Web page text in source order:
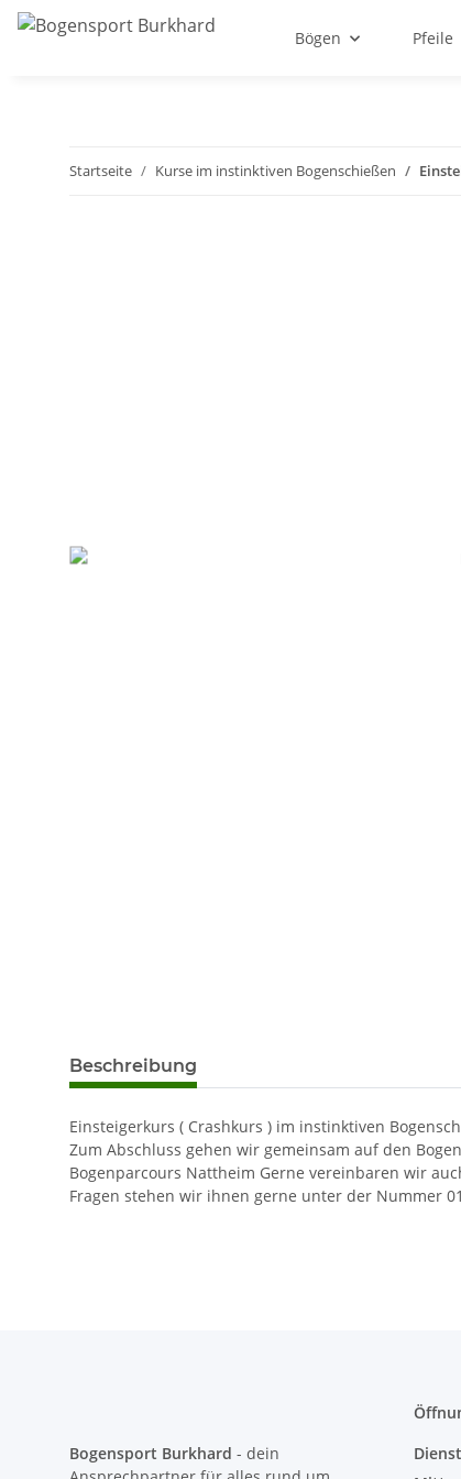
Bögen Pfeile
Startseite Kurse im instinktiven Bogenschießen
Beschreibung
Einsteigerkurs ( Crashkurs ) im instinktiven
Zum Abschluss gehen wir gemeinsam auf den
Bogenparcours Nattheim Gerne vereinbaren wir
Fragen stehen wir ihnen gerne unter der Nummer
Bogensport Burkhard - dein